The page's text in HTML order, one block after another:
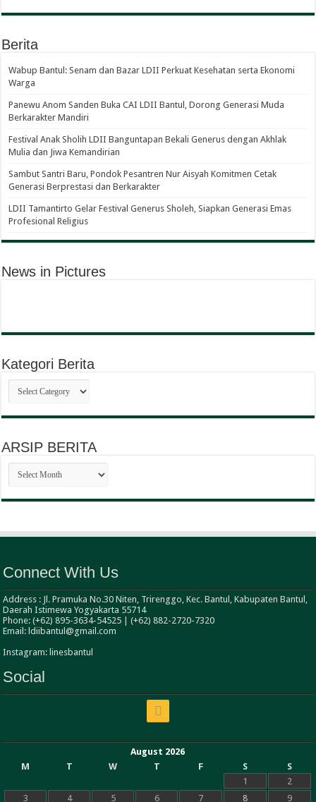
Berita
Wabup Bantul: Senam dan Bazar LDII Perkuat Kesehatan serta Ekonomi
Warga
Panewu Anom Sanden Buka CAI LDII Bantul, Dorong Generasi Muda
Berkarakter Mandiri
Festival Anak Sholih LDII Banguntapan Bekali Generus dengan Akhlak
Mulia dan Jiwa Kemandirian
Sambut Santri Baru, Pondok Pesantren Nur Aisyah Komitmen Cetak
Generasi Berprestasi dan Berkarakter
LDII Tamantirto Gelar Festival Generus Sholeh, Siapkan Generasi Emas
Profesional Religius
News in Pictures
Kategori Berita
Kategori
Berita
ARSIP BERITA
ARSIP
BERITA
Connect With Us
Address : Jl. Pramuka No.30 Niten, Trirenggo, Kec. Bantul, Kabupaten Bantul,
Daerah Istimewa Yogyakarta 55714
Phone: (+62) 895-3634-54525 | (+62) 882-2720-7320
Email: ldiibantul@gmail.com
Instagram: linesbantul
Social
August 2026
M
T W T F S
S
1
2
3
4 5 6 7 8 9